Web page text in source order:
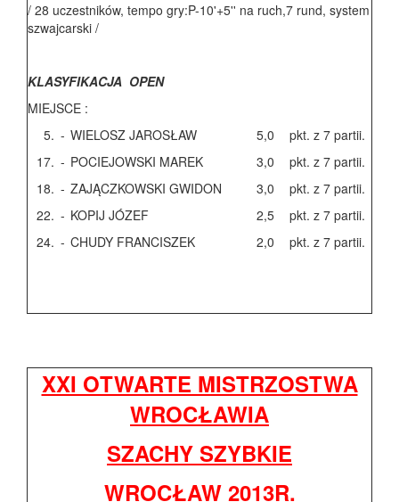
/ 28 uczestników, tempo gry:P-10'+5'' na ruch,7 rund, system
szwajcarski /
KLASYFIKACJA OPEN
MIEJSCE :
5. - WIELOSZ JAROSŁAW 5,0
pkt. z 7 partii.
17. - POCIEJOWSKI MAREK 3,0
pkt. z 7 partii.
18. - ZAJĄCZKOWSKI GWIDON 3,0
pkt. z 7 partii.
22. - KOPIJ JÓZEF 2,5
pkt. z 7 partii.
24. - CHUDY FRANCISZEK 2,0 pkt. z 7 partii.
XXI OTWARTE MISTRZOSTWA
WROCŁAWIA
SZACHY SZYBKIE
WROCŁAW 2013R.